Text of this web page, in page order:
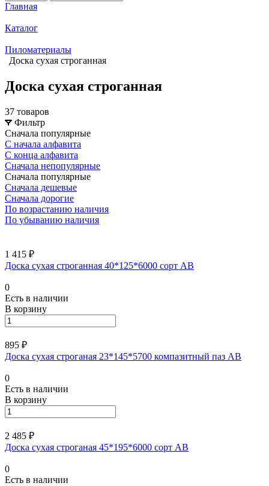
Главная
Каталог
Пиломатериалы
Доска сухая строганная
Доска сухая строганная
37 товаров
Фильтр
Сначала популярные
С начала алфавита
С конца алфавита
Сначала непопулярные
Сначала популярные
Сначала дешевые
Сначала дорогие
По возрастанию наличия
По убыванию наличия
1 415 ₽
Доска сухая строганная 40*125*6000 сорт АВ
0
Есть в наличии
В корзину
895 ₽
Доска сухая строганая 23*145*5700 компазитный паз АВ
0
Есть в наличии
В корзину
2 485 ₽
Доска сухая строганая 45*195*6000 сорт АВ
0
Есть в наличии